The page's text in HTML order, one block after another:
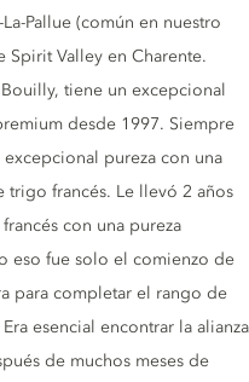
Pallue (común en nuestro
Valley en Charente.
tiene un excepcional
desde 1997. Siempre
pureza con una
trigo francés. Le llevó 2 años
con una pureza
eso fue solo el comienzo de
para completar el rango de
esencial encontrar la alianza
de muchos meses de